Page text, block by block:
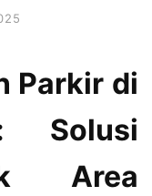
Parkir di
Solusi
Area